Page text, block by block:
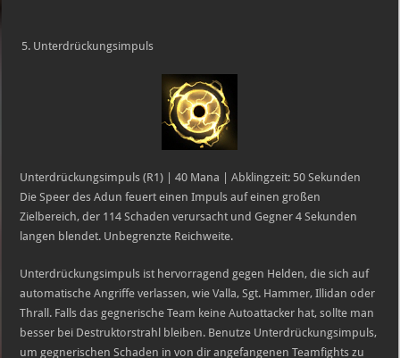
Unterdrückungsimpuls
Unterdrückungsimpuls (R1) | 40 Mana | Abklingzeit: 50 Sekunden
Die Speer des Adun feuert einen Impuls auf einen großen
Zielbereich, der 114 Schaden verursacht und Gegner 4 Sekunden
langen blendet. Unbegrenzte Reichweite.
Unterdrückungsimpuls ist hervorragend gegen Helden, die sich auf
automatische Angriffe verlassen, wie Valla, Sgt. Hammer, Illidan oder
Thrall. Falls das gegnerische Team keine Autoattacker hat, sollte man
besser bei Destruktorstrahl bleiben. Benutze Unterdrückungsimpuls,
um gegnerischen Schaden in von dir angefangenen Teamfights zu